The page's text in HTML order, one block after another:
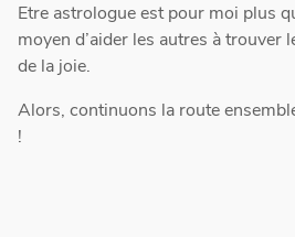
Etre astrologue est pour moi plus
moyen d’aider les autres à trouver
de la joie.
Alors, continuons la route
!